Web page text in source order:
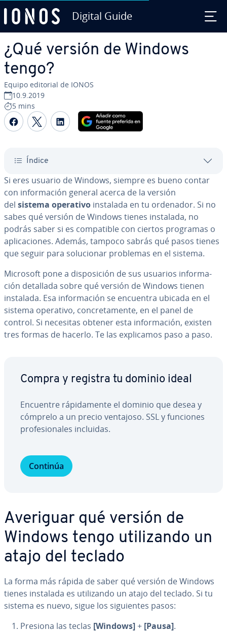
Digital Guide
¿Qué versión de Windows
tengo?
Equipo editorial de IONOS
10.9.2019
5 mins
Compartir Facebook
Compartir Twitter
Compartir LinkedIn
Índice
Si eres usuario de Windows, siempre es bueno contar
con in­fo­r­ma­ción general acerca de la versión
del sistema operativo instalada en tu ordenador. Si no
sabes qué versión de Windows tienes instalada, no
podrás saber si es co­m­pa­ti­ble con ciertos programas o
apli­ca­cio­nes. Además, tampoco sabrás qué pasos tienes
que seguir para so­lu­cio­nar problemas en el sistema.
Microsoft pone a di­s­po­si­ción de sus usuarios in­fo­r­ma­
ción detallada sobre qué versión de Windows tienen
instalada. Esa in­fo­r­ma­ción se encuentra ubicada en el
sistema operativo, co­n­cre­ta­me­n­te, en el panel de
control. Si necesitas obtener esta in­fo­r­ma­ción, existen
tres formas de hacerlo. Te las ex­pli­ca­mos paso a paso.
Compra y registra tu dominio ideal
Encuentre rá­pi­da­me­n­te el dominio que desea y
cómprelo a un precio ventajoso. SSL y funciones
pro­fe­sio­na­les incluidas.
Continúa
Averiguar qué versión de
Windows tengo uti­li­za­n­do un
atajo del teclado
La forma más rápida de saber qué versión de Windows
tienes instalada es uti­li­za­n­do un atajo del teclado. Si tu
sistema es nuevo, sigue los si­guie­n­tes pasos:
Presiona las teclas [Windows]+ [Pausa].